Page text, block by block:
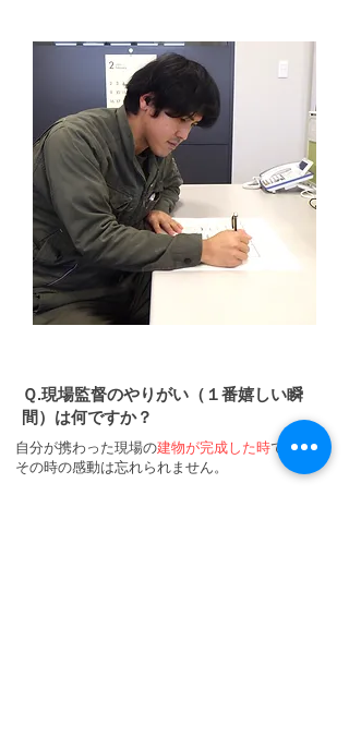
​Ｑ.現場監督のやりがい（１番嬉しい瞬
間）は何ですか？
自分が携わった現場の建物が完成した時ですね！
​その時の感動は忘れられません。